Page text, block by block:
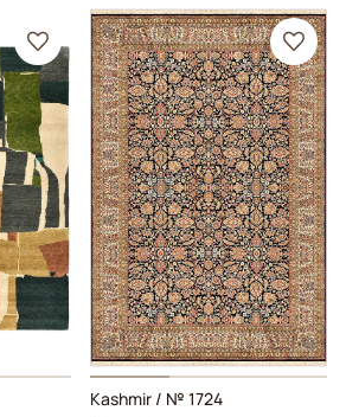
Kashmir / № 1724